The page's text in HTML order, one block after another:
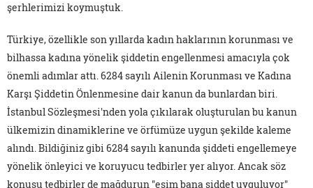
şerhlerimizi koymuştuk.
Türkiye, özellikle son yıllarda kadın haklarının korunması ve
bilhassa kadına yönelik şiddetin engellenmesi amacıyla çok
önemli adımlar attı. 6284 sayılı Ailenin Korunması ve Kadına
Karşı Şiddetin Önlenmesine dair kanun da bunlardan biri.
İstanbul Sözleşmesi'nden yola çıkılarak oluşturulan bu kanun
ülkemizin dinamiklerine ve örfümüze uygun şekilde kaleme
alındı. Bildiğiniz gibi 6284 sayılı kanunda şiddeti engellemeye
yönelik önleyici ve koruyucu tedbirler yer alıyor. Ancak söz
konusu tedbirler de mağdurun "eşim bana şiddet uyguluyor"